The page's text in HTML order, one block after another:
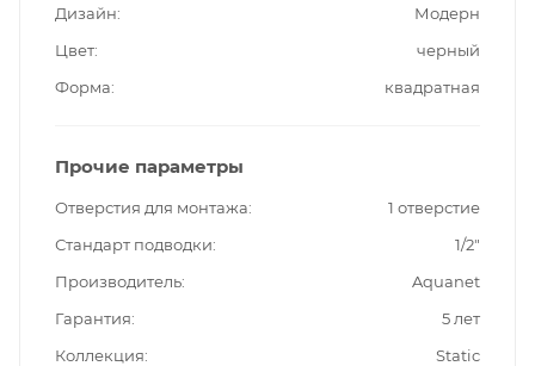
Дизайн
Модерн
Цвет
черный
Форма
квадратная
Прочие параметры
Отверстия для монтажа
1 отверстие
Стандарт подводки
1/2"
Производитель
Aquanet
Гарантия
5 лет
Коллекция
Static